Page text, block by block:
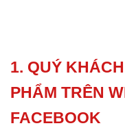
1. QUÝ
PHẨM TRÊN
FACEBOOK